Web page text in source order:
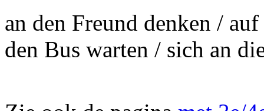
an den Freund denken /
den Bus warten / sich an